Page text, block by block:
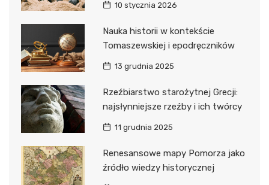
10 stycznia 2026
Nauka historii w kontekście
Tomaszewskiej i epodręczników
13 grudnia 2025
Rzeźbiarstwo starożytnej Grecji:
najsłynniejsze rzeźby i ich twórcy
11 grudnia 2025
Renesansowe mapy Pomorza jako
źródło wiedzy historycznej